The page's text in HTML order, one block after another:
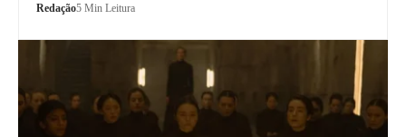
Redação5 Min Leitura